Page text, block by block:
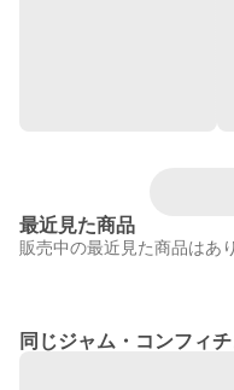
最近見た商品
販売中の最近見た商品はあ
同じジャム・コンフィ